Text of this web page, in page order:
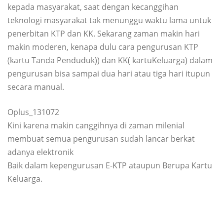
kepada masyarakat, saat dengan kecanggihan
teknologi masyarakat tak menunggu waktu lama untuk
penerbitan KTP dan KK. Sekarang zaman makin hari
makin moderen, kenapa dulu cara pengurusan KTP
(kartu Tanda Penduduk)) dan KK( kartuKeluarga) dalam
pengurusan bisa sampai dua hari atau tiga hari itupun
secara manual.
Oplus_131072
Kini karena makin canggihnya di zaman milenial
membuat semua pengurusan sudah lancar berkat
adanya elektronik
Baik dalam kepengurusan E-KTP ataupun Berupa Kartu
Keluarga.